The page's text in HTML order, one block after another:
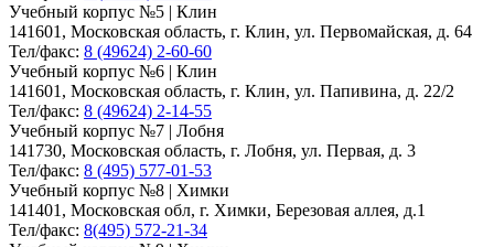
Учебный корпус №5 | Клин
141601, Московская область, г. Клин, ул. Первомайская, д. 64
Тел/факс: 8 (49624) 2-60-60
Учебный корпус №6 | Клин
141601, Московская область, г. Клин, ул. Папивина, д. 22/2
Тел/факс: 8 (49624) 2-14-55
Учебный корпус №7 | Лобня
141730, Московская область, г. Лобня, ул. Первая, д. 3
Тел/факс: 8 (495) 577-01-53
Учебный корпус №8 | Химки
141401, Московская обл, г. Химки, Березовая аллея, д.1
Тел/факс: 8(495) 572-21-34